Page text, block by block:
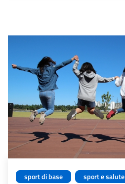
sport di base sport e salute